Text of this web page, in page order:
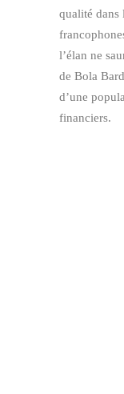
qualité
l’élan ne
de Bola
d’une
financiers.